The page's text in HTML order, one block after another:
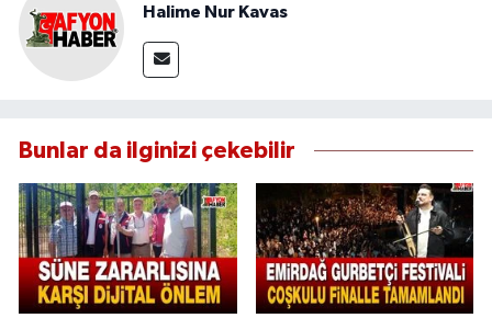
Halime Nur Kavas
Bunlar da ilginizi çekebilir